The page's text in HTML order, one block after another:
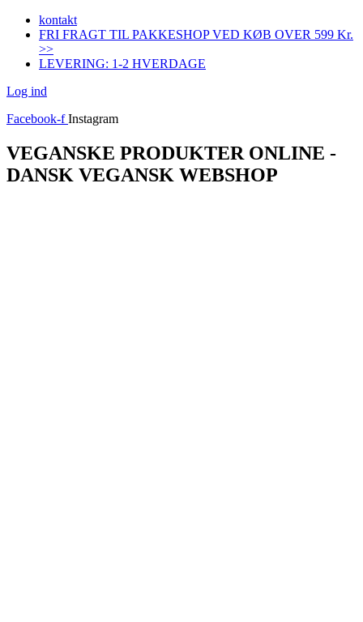
Videre
indhold
kontakt
FRI FRAGT TIL PAKKESHOP VED KØB OVER 599 Kr.
>>
LEVERING: 1-2 HVERDAGE
Log ind
Facebook-f Instagram
VEGANSKE PRODUKTER ONLINE -
DANSK VEGANSK WEBSHOP